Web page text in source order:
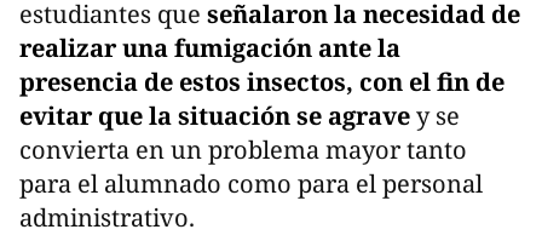
estudiantes que señalaron la necesidad de
realizar una fumigación ante la
presencia de estos insectos, con el fin de
evitar que la situación se agravey se
convierta en un problema mayor tanto
para el alumnado como para el personal
administrativo.